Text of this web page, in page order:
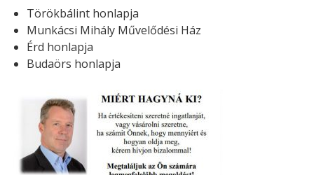
s
é
s
Törökbálint honlapja
Munkácsi Mihály Művelődési Ház
Érd honlapja
Budaörs honlapja